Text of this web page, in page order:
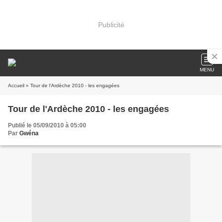
Publicité
MENU
Accueil » Tour de l'Ardèche 2010 - les engagées
Tour de l'Ardèche 2010 - les engagées
Publié le 05/09/2010 à 05:00
Par Gwéna